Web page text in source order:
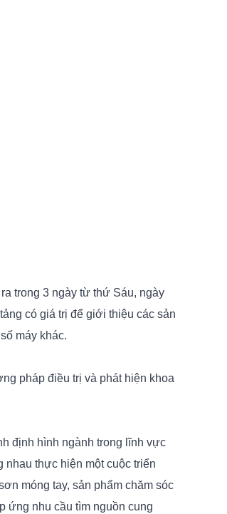
trong 3 ngày từ thứ Sáu, ngày
có giá trị để giới thiệu các sản
máy khác.
pháp điều trị và phát hiện khoa
định hình ngành trong lĩnh vực
nhau thực hiện một cuộc triển
móng tay, sản phẩm chăm sóc
ứng nhu cầu tìm nguồn cung